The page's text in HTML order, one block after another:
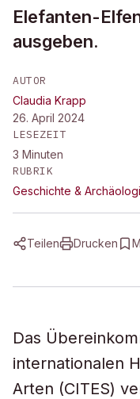
Elefanten-
ausgeben.
AUTOR
Claudia Krapp
26. April 2024
LESEZEIT
3 Minuten
RUBRIK
Geschichte &
Teilen Drucken
Das
internationalen
Arten (CITES)